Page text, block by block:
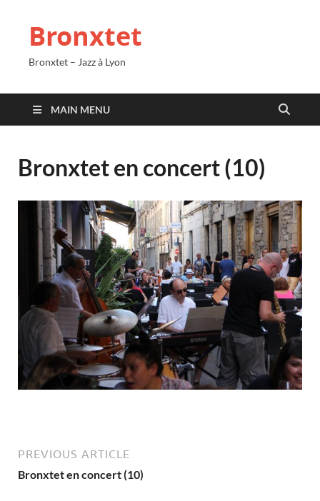
Bronxtet
Bronxtet – Jazz à Lyon
MAIN MENU
Bronxtet en concert (10)
PREVIOUS ARTICLE
Bronxtet en concert (10)